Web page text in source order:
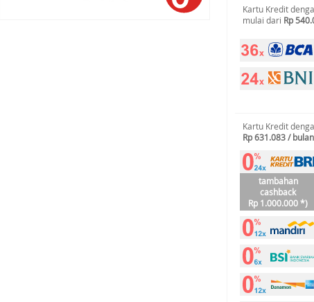
Kartu Kredit
mulai dari Rp
Kartu Kredit
Rp 631.083 / bulan
tambahan
cashback
Rp 1.000.000 *)